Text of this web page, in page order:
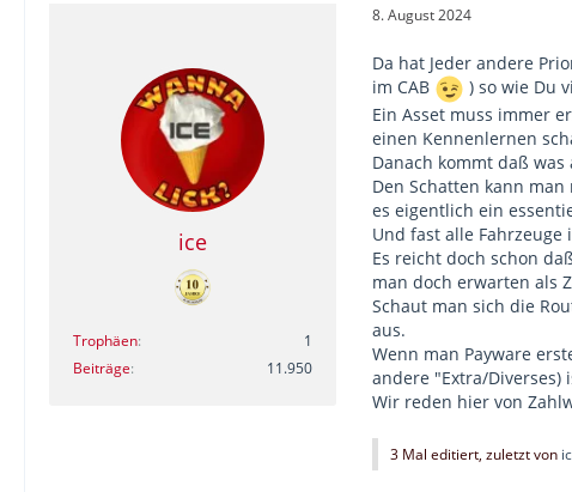
ice
Trophäen
1
Beiträge
11.950
8. August 2024
Da hat Jeder andere
im CAB
) so wie Du
Ein Asset muss immer
einen Kennenlernen
Danach kommt daß
Den Schatten kann
es eigentlich ein
Und fast alle Fahrzeuge
Es reicht doch schon
man doch erwarten als
Schaut man sich die
aus.
Wenn man Payware
andere "Extra/Diverses)
Wir reden hier von
3 Mal editiert, zuletzt von